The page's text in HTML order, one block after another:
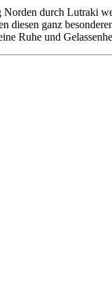
durch Lutraki
diesen ganz
Ruhe und